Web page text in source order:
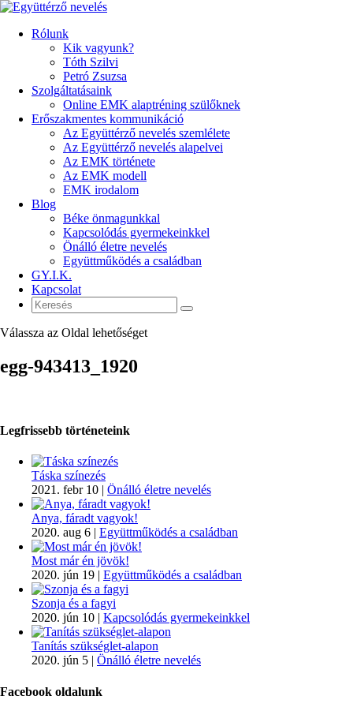
Rólunk
Kik vagyunk?
Tóth Szilvi
Petró Zsuzsa
Szolgáltatásaink
Online EMK alaptréning szülőknek
Erőszakmentes kommunikáció
Az Együttérző nevelés szemlélete
Az Együttérző nevelés alapelvei
Az EMK története
Az EMK modell
EMK irodalom
Blog
Béke önmagunkkal
Kapcsolódás gyermekeinkkel
Önálló életre nevelés
Együttműködés a családban
GY.I.K.
Kapcsolat
Válassza az Oldal lehetőséget
egg-943413_1920
Legfrissebb történeteink
Táska színezés
2021. febr 10 | Önálló életre nevelés
Anya, fáradt vagyok!
2020. aug 6 | Együttműködés a családban
Most már én jövök!
2020. jún 19 | Együttműködés a családban
Szonja és a fagyi
2020. jún 10 | Kapcsolódás gyermekeinkkel
Tanítás szükséglet-alapon
2020. jún 5 | Önálló életre nevelés
Facebook oldalunk